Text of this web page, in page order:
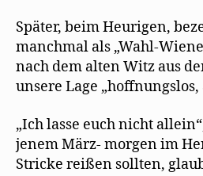
Später, beim Heurigen,
manchmal als „Wahl-
nach dem alten Witz aus
unsere Lage
„Ich lasse euch nicht
jenem März- morgen im
Stricke reißen sollten,